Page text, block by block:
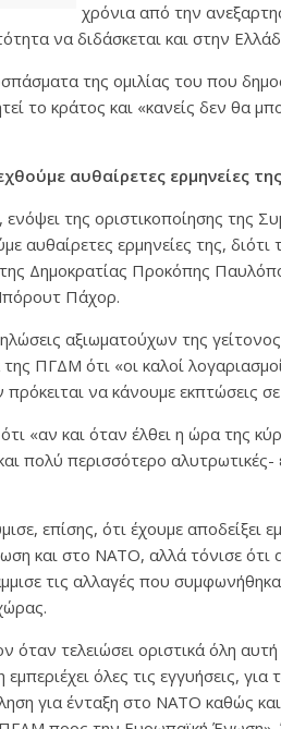
χρόνια από την
να διδάσκεται και στην
της ομιλίας του που
το κράτος και «κανείς δεν θα
αυθαίρετες ερμηνείες
ενόψει της οριστικοποίησης
αυθαίρετες ερμηνείες της, διότι
Δημοκρατίας Προκόπης
Πάχορ.
αξιωματούχων της
ΠΓΔΜ ότι «οι καλοί
να κάνουμε εκπτώσεις
«αν και όταν έλθει η ώρα της
πολύ περισσότερο
επίσης, ότι έχουμε αποδείξει
και στο ΝΑΤΟ, αλλά τόνισε ότι
τις αλλαγές που
όταν τελειώσει οριστικά όλη
όλες τις εγγυήσεις,
για ένταξη στο ΝΑΤΟ καθώς